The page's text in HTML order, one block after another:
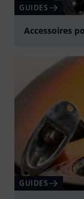
GUIDES
Accessoires
GUIDES